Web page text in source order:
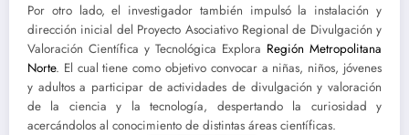
Por otro lado, el investigador también impulsó la instalación y
dirección inicial del Proyecto Asociativo Regional de Divulgación y
Valoración Científica y Tecnológica Explora Región Metropolitana
Norte. El cual tiene como objetivo convocar a niñas, niños, jóvenes
y adultos a participar de actividades de divulgación y valoración
de la ciencia y la tecnología, despertando la curiosidad y
acercándolos al conocimiento de distintas áreas científicas.